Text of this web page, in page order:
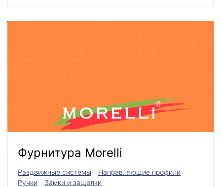
Фурнитура Morelli
Раздвижные системы
Направляющие профили
Ручки
Замки и защелки